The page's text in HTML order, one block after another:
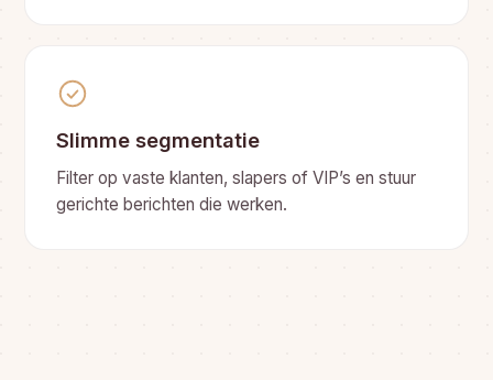
Slimme segmentatie
Filter op vaste klanten, slapers of VIP’s en stuur
gerichte berichten die werken.